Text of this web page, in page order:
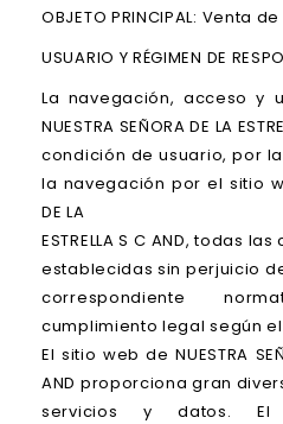
OBJETO PRINCIPAL: Venta
USUARIO Y RÉGIMEN DE
La navegación, acceso y
NUESTRA SEÑORA DE LA
condición de usuario, por
la navegación por el sitio
DE LA
ESTRELLA S C AND, todas
establecidas sin perjuicio
correspondiente
cumplimiento legal según
El sitio web de NUESTRA
AND proporciona gran
servicios y datos. El